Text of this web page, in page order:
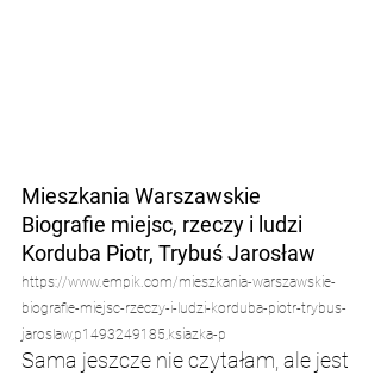
Mieszkania Warszawskie
Biografie miejsc, rzeczy i ludzi
Korduba Piotr, Trybuś Jarosław
https://www.empik.com/mieszkania-warszawskie-
biografie-miejsc-rzeczy-i-ludzi-korduba-piotr-trybus-
jaroslaw,p1493249185,ksiazka-p
Sama jeszcze nie czytałam, ale jest